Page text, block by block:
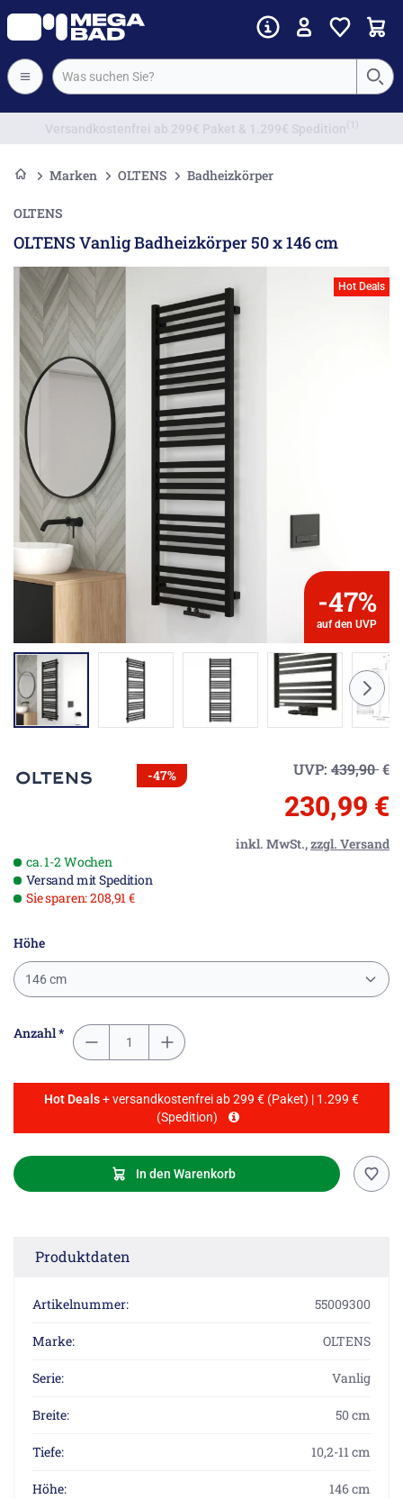
Vorkassenrabatt
Marken OLTENS Badheizkörper
OLTENS
OLTENS Vanlig Badheizkörper 50 x 146 cm
Hot Deals
-47%
auf den UVP
-47% UVP: 439,90€
230,99 €
inkl. MwSt.,zzgl. Versand
ca. 1-2 Wochen
Versand mit Spedition
Sie sparen: 208,91 €
Höhe
146 cm
Anzahl *
Hot Deals+ versandkostenfrei ab 299 € (Paket) | 1.299 €
(Spedition)
In den Warenkorb
Produktdaten
Artikelnummer: 55009300
Marke: OLTENS
Serie: Vanlig
Breite: 50 cm
Tiefe: 10,2-11 cm
Höhe: 146 cm